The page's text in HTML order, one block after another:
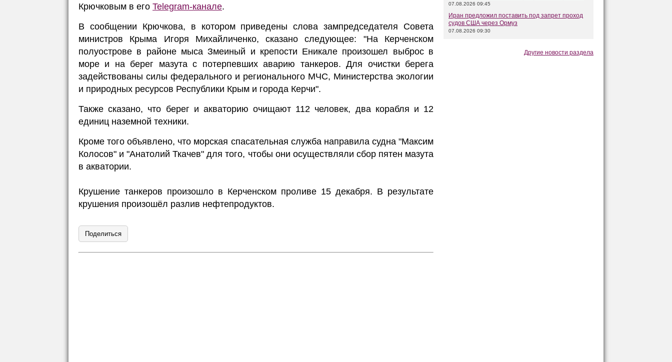
Крючковым в его Telegram-канале.
В сообщении Крючкова, в котором приведены слова зампредседателя Совета
министров Крыма Игоря Михайличенко, сказано следующее: "На Керченском
полуострове в районе мыса Змеиный и крепости Еникале произошел выброс в
море и на берег мазута с потерпевших аварию танкеров. Для очистки берега
задействованы силы федерального и регионального МЧС, Министерства экологии
и природных ресурсов Республики Крым и города Керчи".
Также сказано, что берег и акваторию очищают 112 человек, два корабля и 12
единиц наземной техники.
Кроме того объявлено, что морская спасательная служба направила судна "Максим
Колосов" и "Анатолий Ткачев" для того, чтобы они осуществляли сбор пятен мазута
в акватории.
Крушение танкеров произошло в Керченском проливе 15 декабря. В результате
крушения произошёл разлив нефтепродуктов.
Поделиться
07.08.2026 09:45
Иран предложил поставить под запрет проход
судов США через Ормуз
07.08.2026 09:30
Другие новости раздела